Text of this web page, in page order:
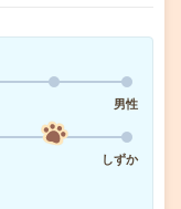
男性
しずか